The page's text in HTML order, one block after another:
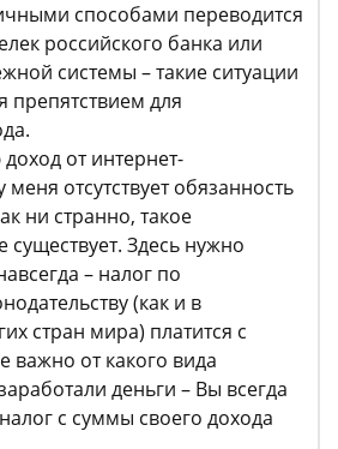
способами переводится
российского банка или
системы – такие ситуации
препятствием для
от интернет-
меня отсутствует обязанность
ни странно, такое
существует. Здесь нужно
– налог по
(как и в
стран мира) платится с
важно от какого вида
деньги – Вы всегда
с суммы своего дохода